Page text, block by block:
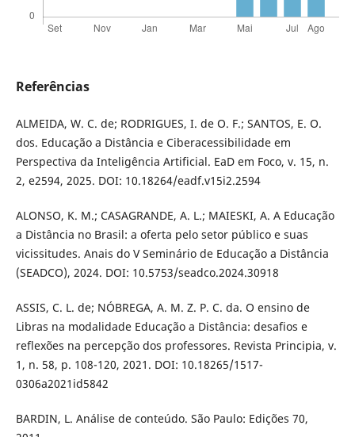
Referências
ALMEIDA, W. C. de; RODRIGUES, I. de O. F.; SANTOS, E. O.
dos. Educação a Distância e Ciberacessibilidade em
Perspectiva da Inteligência Artificial. EaD em Foco, v. 15, n.
2, e2594, 2025. DOI: 10.18264/eadf.v15i2.2594
ALONSO, K. M.; CASAGRANDE, A. L.; MAIESKI, A. A Educação
a Distância no Brasil: a oferta pelo setor público e suas
vicissitudes. Anais do V Seminário de Educação a Distância
(SEADCO), 2024. DOI: 10.5753/seadco.2024.30918
ASSIS, C. L. de; NÓBREGA, A. M. Z. P. C. da. O ensino de
Libras na modalidade Educação a Distância: desafios e
reflexões na percepção dos professores. Revista Principia, v.
1, n. 58, p. 108-120, 2021. DOI: 10.18265/1517-
0306a2021id5842
BARDIN, L. Análise de conteúdo. São Paulo: Edições 70,